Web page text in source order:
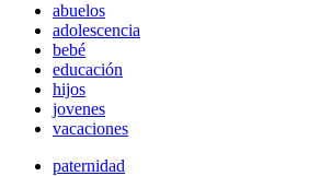
abuelos
adolescencia
bebé
educación
hijos
jovenes
vacaciones
paternidad